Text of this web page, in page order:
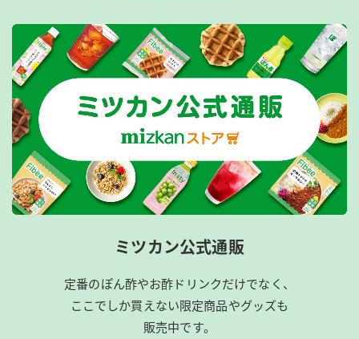
ミツカン公式通販
定番のぽん酢やお酢ドリンクだけでなく、
ここでしか買えない限定商品やグッズも
販売中です。